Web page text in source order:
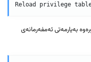
Reload privilege
بەیارمەتی ئەمفەرمانەی